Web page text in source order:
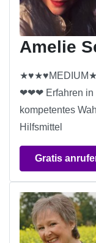
Amelie
❤❤❤ Erfahren in
kompetentes
Hilfsmittel
Gratis